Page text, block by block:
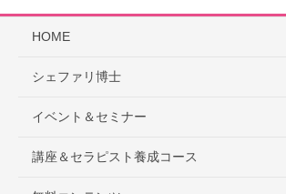
HOME
シェファリ博士
イベント＆セミナー
講座＆セラピスト養成コース